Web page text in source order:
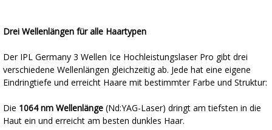
Drei Wellenlängen für alle Haartypen
Der IPL Germany 3 Wellen Ice Hochleistungslaser Pro gibt drei
verschiedene Wellenlängen gleichzeitig ab. Jede hat eine eigene
Eindringtiefe und erreicht Haare mit bestimmter Farbe und Struktur:
Die 1064 nm Wellenlänge (Nd:YAG-Laser) dringt am tiefsten in die
Haut ein und erreicht am besten dunkles Haar.